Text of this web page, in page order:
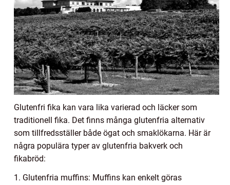
Glutenfri fika kan vara lika varierad och läcker som
traditionell fika. Det finns många glutenfria alternativ
som tillfredsställer både ögat och smaklökarna. Här är
några populära typer av glutenfria bakverk och
fikabröd:
1. Glutenfria muffins: Muffins kan enkelt göras